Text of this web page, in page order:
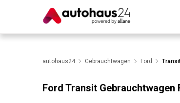
Wir bewerten dein AutoRund um die
autohaus24 Gebrauchtwagen Ford
Ford Transit Gebrauchtwagen